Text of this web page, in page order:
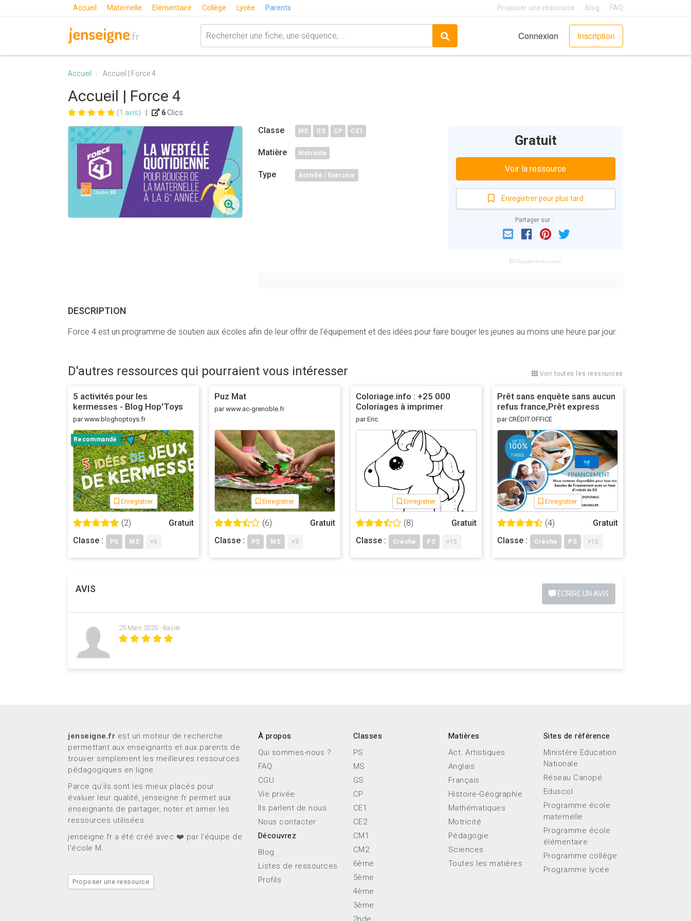
Accueil Maternelle Elémentaire Collège Lycée Parents Proposer une ressource Blog FAQ
Connexion Inscription
Accueil Accueil | Force 4
Accueil | Force 4
(1 avis) 6 Clics
Classe MS GS CP CE1
Matière Motricité
Type Activité / Exercice
Gratuit
Voir la ressource
Enregistrer pour plus tard
Partager sur :
EmailFacebook
Pinterest
Signaler la ressource
DESCRIPTION
Force 4 est un programme de soutien aux écoles afin de leur offrir de l’équipement et des idées pour faire bouger les jeunes au moins une heure par jour.
Voir toutes les ressources
D'autres ressources qui pourraient vous intéresser
5 activités pour les
kermesses - Blog Hop'Toys
par www.bloghoptoys.fr
Recommandé
Enregistrer
(2)
Gratuit
Classe :
PS MS +6
Puz Mat
par www.ac-grenoble.fr
Enregistrer
(6)
Gratuit
Classe :
PS MS +3
Coloriage.info : +25 000
Coloriages à imprimer
gratuitement pour enfants et
adultes
par Eric
Enregistrer
(8)
Gratuit
Classe :
Crèche PS +15
Prêt sans enquête sans aucun
refus france,Prêt express
urgent sans frais , Crédit sans
justificatif de revenu , Crédit
rsa sans justificatif
par CRÉDIT.OFFICE
Enregistrer
(4)
Gratuit
Classe :
Crèche PS +15
AVIS ÉCRIRE UN AVIS
25 Mars 2020 - Basile
jenseigne.fr est un moteur de recherche
permettant aux enseignants et aux parents de
trouver simplement les meilleures ressources
pédagogiques en ligne.
Parce qu’ils sont les mieux placés pour
évaluer leur qualité, jenseigne.fr permet aux
enseignants de partager, noter et aimer les
ressources utilisées.
jenseigne.fr a été créé avec ❤️ par l'équipe de
l'école M.
Proposer une ressource
À propos
Qui sommes-nous ?
FAQ
CGU
Vie privée
Ils parlent de nous
Nous contacter
Découvrez
Blog
Listes de ressources
Profils
Classes
PS
MS
GS
CP
CE1
CE2
CM1
CM2
6ème
5ème
4ème
3ème
2nde
Matières
Act. Artistiques
Anglais
Français
Histoire-Géographie
Mathématiques
Motricité
Pédagogie
Sciences
Toutes les matières
Sites de référence
Ministère Education
Nationale
Réseau Canopé
Eduscol
Programme école
maternelle
Programme école
élémentaire
Programme collège
Programme lycée